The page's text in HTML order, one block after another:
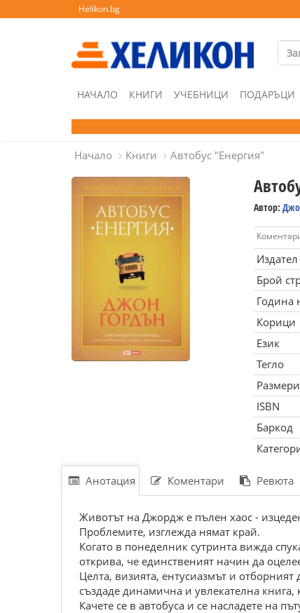
Helikon.bg
НАЧАЛО КНИГИ УЧЕБНИЦИ ПОДАРЪЦИ
Начало Книги Автобус "Енергия"
Автор:
Издател
Брой
Година
Корици
Език
Тегло
Размери
ISBN
Баркод
Анотация Коментари Ревюта
Животът на Джордж е пълен хаос -
Проблемите, изглежда нямат край.
Когато в понеделник сутринта вижда
открива, че единственият начин да
Целта, визията, ентусиазмът и
създаде динамична и увлекателна
Качете се в автобуса и се насладете на